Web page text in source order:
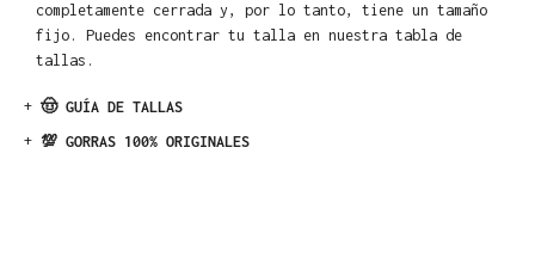
completamente cerrada y, por lo tanto, tiene un tamaño
fijo. Puedes encontrar tu talla en nuestra tabla de
tallas.
+ 🤠 GUÍA DE TALLAS
+ 💯 GORRAS 100% ORIGINALES